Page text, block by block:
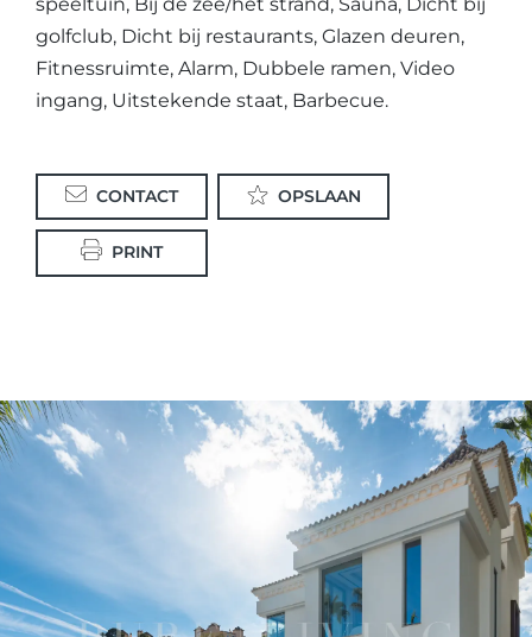
golfclub, Dicht bij restaurants, Glazen deuren,
Fitnessruimte, Alarm, Dubbele ramen, Video
ingang, Uitstekende staat, Barbecue.
CONTACT OPSLAAN
PRINT